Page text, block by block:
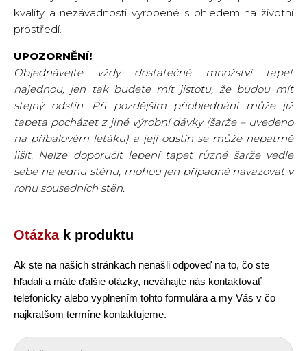
kvality a nezávadnosti vyrobené s ohledem na životní
prostředí.
UPOZORNĚNÍ!
Objednávejte vždy dostatečné množství tapet
najednou, jen tak budete mít jistotu, že budou mít
stejný odstín. Při pozdějším přiobjednání může již
tapeta pocházet z jiné výrobní dávky (šarže – uvedeno
na příbalovém letáku) a její odstín se může nepatrně
lišit. Nelze doporučit lepení tapet různé šarže vedle
sebe na jednu stěnu, mohou jen případně navazovat v
rohu sousedních stěn.
Otázkak produktu
Ak ste na našich stránkach nenašli odpoveď na to, čo ste
hľadali a máte ďalšie otázky, neváhajte nás kontaktovať
telefonicky alebo vyplnením tohto formulára a my Vás v čo
najkratšom termíne kontaktujeme.